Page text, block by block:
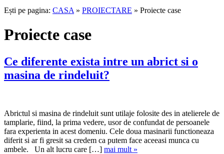
Ești pe pagina: CASA » PROIECTARE » Proiecte case
Proiecte case
Ce diferente exista intre un abrict si o
masina de rindeluit?
Abrictul si masina de rindeluit sunt utilaje folosite des in atelierele de
tamplarie, fiind, la prima vedere, usor de confundat de persoanele
fara experienta in acest domeniu. Cele doua masinarii functioneaza
diferit si ar fi gresit sa credem ca putem face aceeasi munca cu
ambele. Un alt lucru care […] mai mult »